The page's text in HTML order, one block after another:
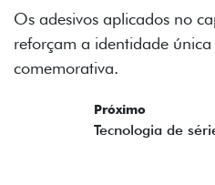
Os adesivos aplicados no
reforçam a identidade
comemorativa.
Próximo
Tecnologia de